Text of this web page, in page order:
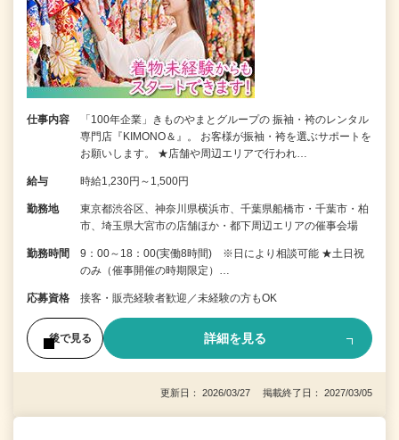
仕事内容
「100年企業」きものやまとグループの 振袖・袴のレンタル
専門店『KIMONO＆』。 お客様が振袖・袴を選ぶサポートを
お願いします。 ★店舗や周辺エリアで行われ…
給与 時給1,230円～1,500円
勤務地
東京都渋谷区、神奈川県横浜市、千葉県船橋市・千葉市・柏
市、埼玉県大宮市の店舗ほか・都下周辺エリアの催事会場
勤務時間
9：00～18：00(実働8時間) ※日により相談可能 ★土日祝
のみ（催事開催の時期限定）…
応募資格 接客・販売経験者歓迎／未経験の方もOK
後で見る 詳細を見る
更新日： 2026/03/27 掲載終了日： 2027/03/05